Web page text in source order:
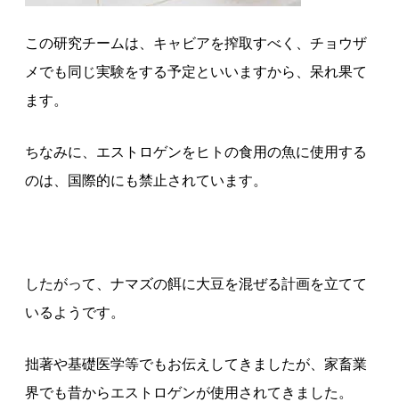
この研究チームは、キャビアを搾取すべく、チョウザ
メでも同じ実験をする予定といいますから、呆れ果て
ます。
ちなみに、エストロゲンをヒトの食用の魚に使用する
のは、国際的にも禁止されています。
したがって、ナマズの餌に大豆を混ぜる計画を立てて
いるようです。
拙著や基礎医学等でもお伝えしてきましたが、家畜業
界でも昔からエストロゲンが使用されてきました。